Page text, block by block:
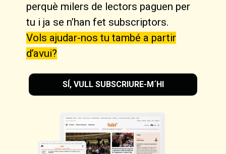
perquè milers de lectors paguen per
tu i ja se n’han fet subscriptors.
Vols ajudar-nos tu també a partir
d’avui?
SÍ, VULL SUBSCRIURE-M´HI